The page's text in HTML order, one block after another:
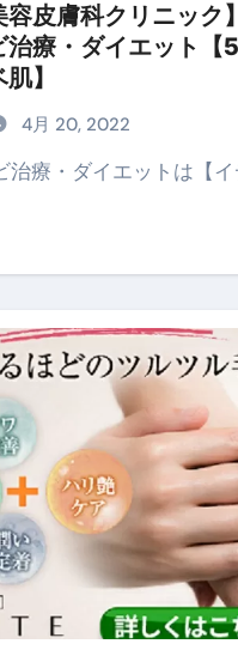
容皮膚科クリニック
治療・ダイエット【
】
4月 20, 2022
治療・ダイエットは【